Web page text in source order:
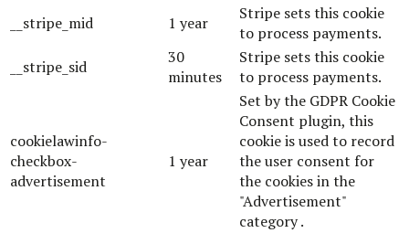
__stripe_mid
1 year
Stripe sets this cookie
to process payments.
__stripe_sid
30
minutes
Stripe sets this cookie
to process payments.
cookielawinfo-
checkbox-
advertisement
1 year
Set by the GDPR Cookie
Consent plugin, this
cookie is used to record
the user consent for
the cookies in the
"Advertisement"
category .